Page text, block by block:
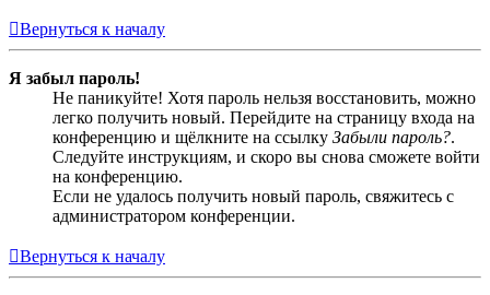
Вернуться к началу
Я забыл пароль!
Не паникуйте! Хотя пароль нельзя восстановить, можно
легко получить новый. Перейдите на страницу входа на
конференцию и щёлкните на ссылку Забыли пароль?.
Следуйте инструкциям, и скоро вы снова сможете войти
на конференцию.
Если не удалось получить новый пароль, свяжитесь с
администратором конференции.
Вернуться к началу